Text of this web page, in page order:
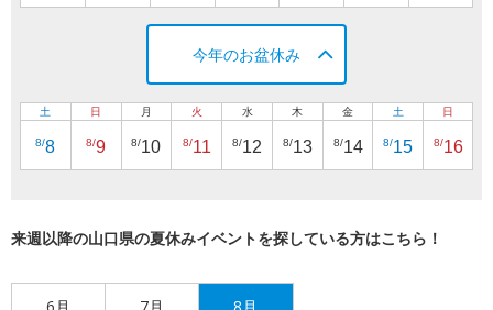
今年のお盆休み
土
8/8
日
8/9
月
8/10
火
8/11
水
8/12
木
8/13
金
8/14
土
8/15
日
8/16
来週以降の山口県の夏休みイベントを探している方はこちら！
6月 7月 8月